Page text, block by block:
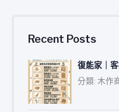
Recent Posts
復能家｜
分類: 木作